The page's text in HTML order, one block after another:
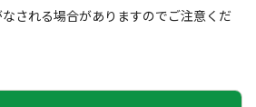
される場合がありますのでご注意くだ